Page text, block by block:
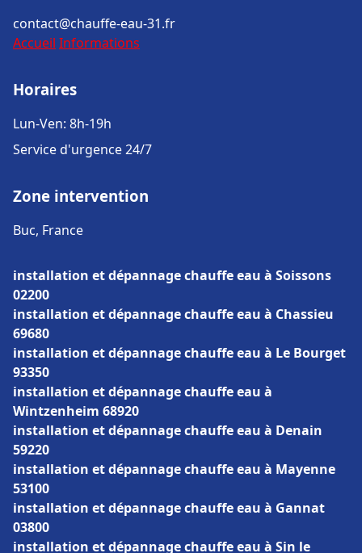
contact@chauffe-eau-31.fr
Accueil Informations
Horaires
Lun-Ven: 8h-19h
Service d'urgence 24/7
Zone intervention
Buc, France
installation et dépannage chauffe eau à Soissons
02200
installation et dépannage chauffe eau à Chassieu
69680
installation et dépannage chauffe eau à Le Bourget
93350
installation et dépannage chauffe eau à
Wintzenheim 68920
installation et dépannage chauffe eau à Denain
59220
installation et dépannage chauffe eau à Mayenne
53100
installation et dépannage chauffe eau à Gannat
03800
installation et dépannage chauffe eau à Sin le